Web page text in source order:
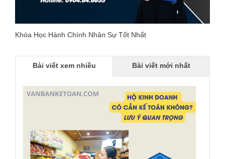
Khóa Học Hành Chính Nhân Sự Tốt Nhất
Bài viết xem nhiều Bài viết mới nhất